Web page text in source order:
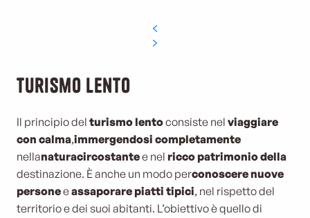
Turismo lento
Il principio del turismo lentoconsiste nel viaggiare
con calma,immergendosi completamente
nellanaturacircostantee nel ricco patrimonio della
destinazione. È anche un modo perconoscere nuove
personeeassaporare piatti tipici, nel rispetto del
territorio e dei suoi abitanti. L’obiettivo è quello di